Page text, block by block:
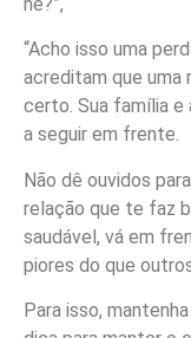
“Acho isso uma
acreditam que uma
certo. Sua família
a seguir em frente.
Não dê ouvidos
relação que te faz
saudável, vá em
piores do que
Para isso,